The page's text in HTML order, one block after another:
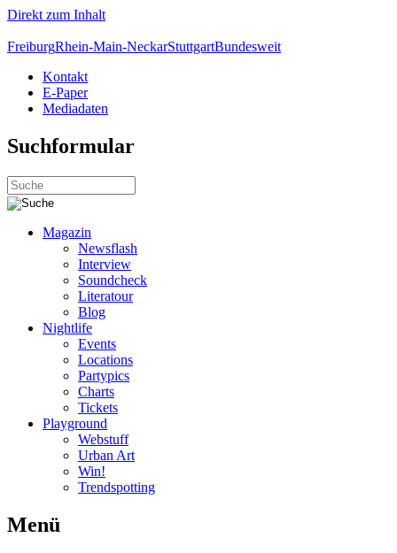
Direkt zum Inhalt
FreiburgRhein-Main-NeckarStuttgartBundesweit
Kontakt
E-Paper
Mediadaten
Suchformular
Magazin
Newsflash
Interview
Soundcheck
Literatour
Blog
Nightlife
Events
Locations
Partypics
Charts
Tickets
Playground
Webstuff
Urban Art
Win!
Trendspotting
Menü